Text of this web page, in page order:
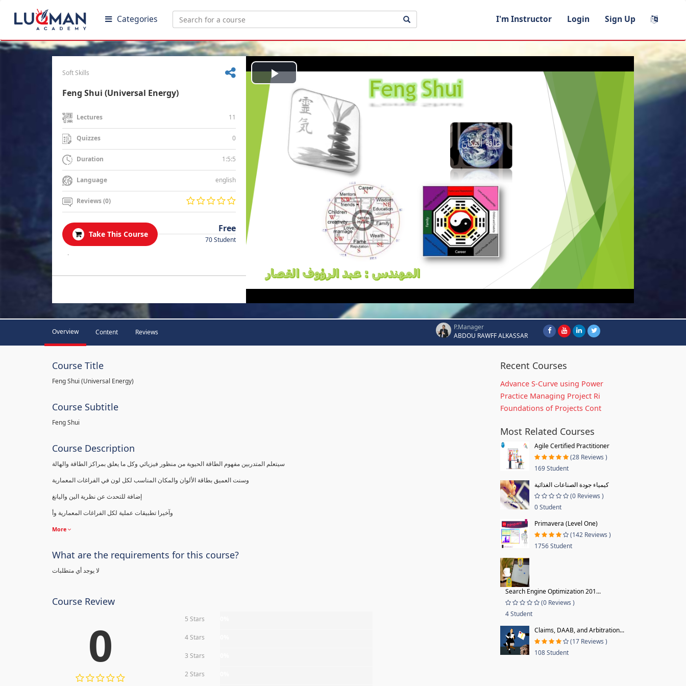
Categories I'm Instructor Login Sign Up
Soft Skills
Feng Shui (Universal Energy)
Lectures 11
Quizzes 0
Duration 1:5:5
Language english
Reviews (0)
Take This Course
Free
70 Student
.
Play
Video
Overview Content Reviews
P.Manager
ABDOU RAWFF ALKASSAR
Course Title
Feng Shui (Universal Energy)
Course Subtitle
Feng Shui
Course Description
سيتعلم المتدربين مفهوم الطاقة الحيوية من منظور فيزيائي وكل ما يعلق بمراكز الطاقة والهالة
وسنت العميق بطاقة الألوان والمكان المناسب لكل لون في الفراغات المعمارية
إضافة للتحدث عن نظرية الين واليانغ
وآخيرا تطبيقات عملية لكل الفراغات المعمارية وأ
More
What are the requirements for this course?
لا يوجد أي متطلبات
Course Review
0 5 Stars
4 Stars
3 Stars
2 Stars
Recent Courses
Advance S-Curve using Power
Practice Managing Project Ri
Foundations of Projects Cont
Most Related Courses
Agile Certified Practitioner
(28 Reviews )
169 Student
كيمياء جودة الصناعات الغذائية
(0 Reviews )
0 Student
Primavera (Level One)
(142 Reviews )
1756 Student
Search Engine Optimization 201...
(0 Reviews )
4 Student
Claims, DAAB, and Arbitration...
(17 Reviews )
108 Student